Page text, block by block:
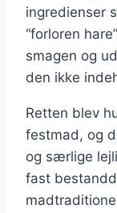
ingredienser
“forloren
smagen og
den ikke
Retten blev
festmad, og
og særlige
fast